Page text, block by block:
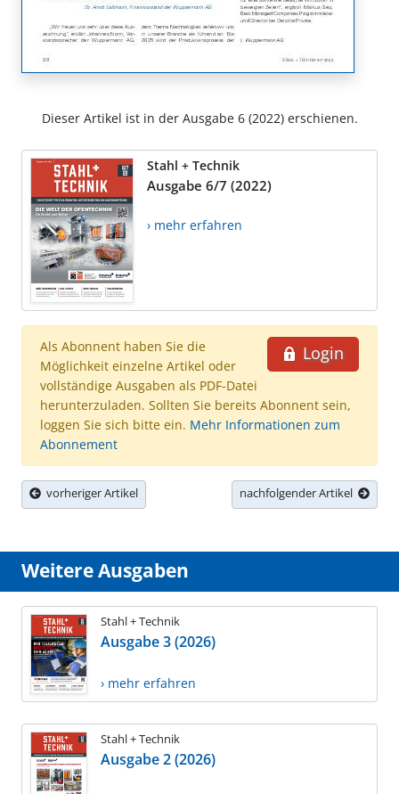
Dieser Artikel ist in der Ausgabe 6 (2022) erschienen.
Stahl + Technik
Ausgabe 6/7 (2022)
› mehr erfahren
Login
Als Abonnent haben Sie die
Möglichkeit einzelne Artikel oder
vollständige Ausgaben als PDF-Datei
herunterzuladen. Sollten Sie bereits Abonnent sein,
loggen Sie sich bitte ein. Mehr Informationen zum
Abonnement
vorheriger Artikel nachfolgender Artikel
Weitere Ausgaben
Stahl + Technik
Ausgabe 3 (2026)
› mehr erfahren
Stahl + Technik
Ausgabe 2 (2026)